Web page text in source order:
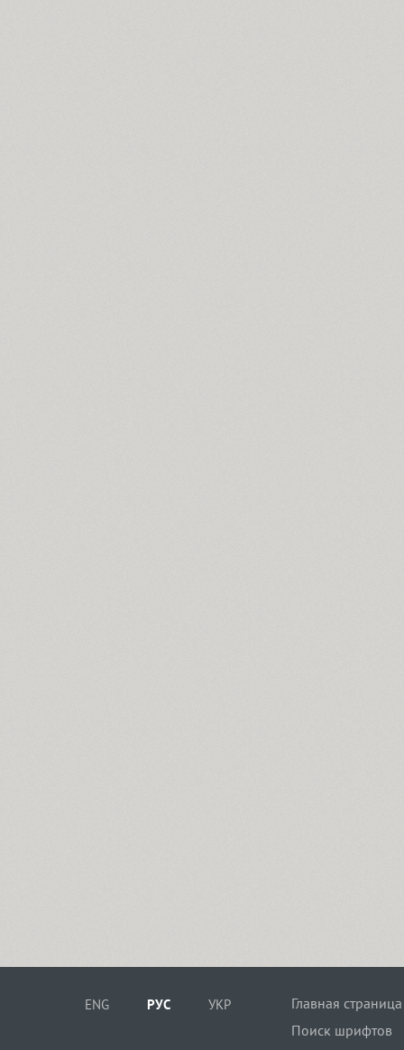
ENG РУС УКР
Главная страница
Поиск шрифтов